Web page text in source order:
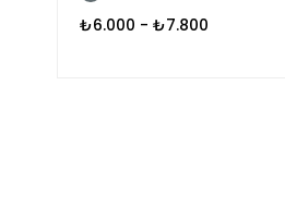
₺6.000 - ₺7.800